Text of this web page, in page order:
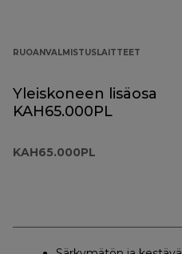
RUOANVALMISTUSLAITTEET
Yleiskoneen lisäosa
KAH65.000PL
KAH65.000PL